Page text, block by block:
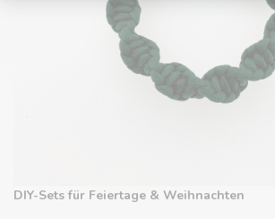
DIY-Sets für Feiertage & Weihnachten